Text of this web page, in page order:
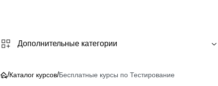
Дополнительные категории
/Каталог курсов/Бесплатные курсы по Тестирование